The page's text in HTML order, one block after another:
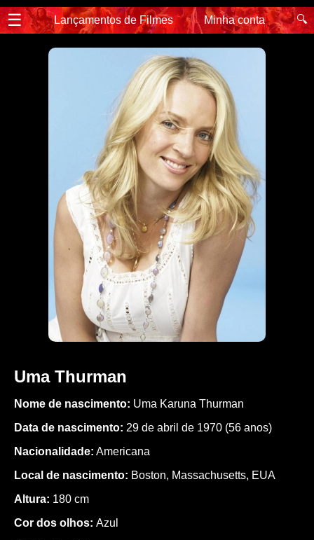
☰ Lançamentos de Filmes Minha conta 🔍
Uma Thurman
Nome de nascimento: Uma Karuna Thurman
Data de nascimento: 29 de abril de 1970 (56 anos)
Nacionalidade: Americana
Local de nascimento: Boston, Massachusetts, EUA
Altura: 180 cm
Cor dos olhos: Azul